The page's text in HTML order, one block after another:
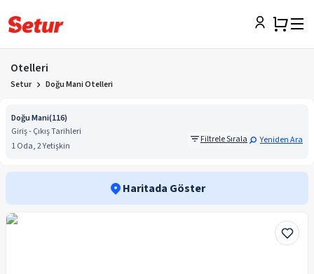
Otelleri
Setur Doğu Mani Otelleri
Doğu Mani(116)
Giriş - Çıkış Tarihleri
1 Oda, 2 Yetişkin
Filtrele Sırala Yeniden Ara
Haritada Göster